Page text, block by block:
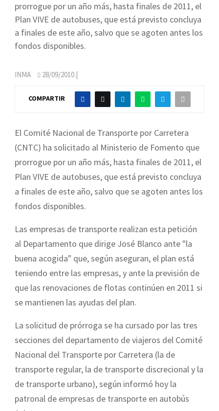
prorrogue por un año más, hasta finales de 2011, el
Plan VIVE de autobuses, que está previsto concluya
a finales de este año, salvo que se agoten antes los
fondos disponibles.
INMA 28/09/2010 |
COMPARTIR
El Comité Nacional de Transporte por Carretera
(CNTC) ha solicitado al Ministerio de Fomento que
prorrogue por un año más, hasta finales de 2011, el
Plan VIVE de autobuses, que está previsto concluya
a finales de este año, salvo que se agoten antes los
fondos disponibles.
Las empresas de transporte realizan esta petición
al Departamento que dirige José Blanco ante "la
buena acogida" que, según aseguran, el plan está
teniendo entre las empresas, y ante la previsión de
que las renovaciones de flotas continúen en 2011 si
se mantienen las ayudas del plan.
La solicitud de prórroga se ha cursado por las tres
secciones del departamento de viajeros del Comité
Nacional del Transporte por Carretera (la de
transporte regular, la de transporte discrecional y la
de transporte urbano), según informó hoy la
patronal de empresas de transporte en autobús